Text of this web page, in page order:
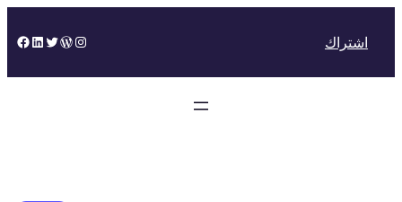
to
Facebook
LinkedIn
Twitter
WordPress
Instagram اشتراك